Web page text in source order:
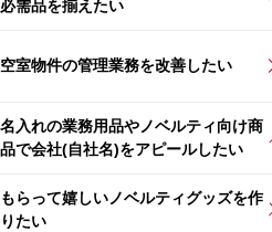
必需品を揃えたい
空室物件の管理業務を改善したい
名入れの業務用品やノベルティ向け商
品で会社(自社名)をアピールしたい
もらって嬉しいノベルティグッズを作
りたい